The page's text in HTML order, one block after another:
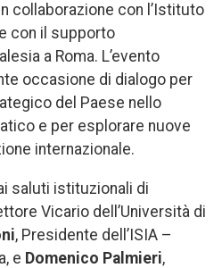
collaborazione con l’Istituto
e con il supporto
a Roma. L’evento
occasione di dialogo per
del Paese nello
e per esplorare nuove
internazionale.
saluti istituzionali di
Vicario dell’Università di
, Presidente dell’ISIA –
e Domenico Palmieri,